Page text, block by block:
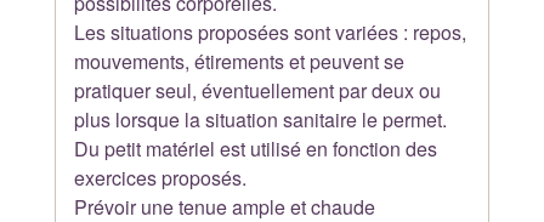
Les situations proposées sont variées : repos,
mouvements, étirements et peuvent se
pratiquer seul, éventuellement par deux ou
plus lorsque la situation sanitaire le permet.
Du petit matériel est utilisé en fonction des
exercices proposés.
Prévoir une tenue ample et chaude